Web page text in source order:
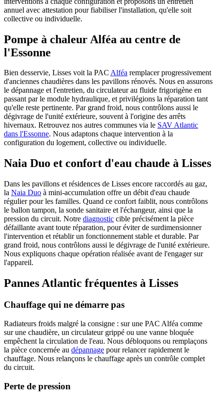
annuel avec attestation pour fiabiliser l'installation, qu'elle soit
collective ou individuelle.
Pompe à chaleur Alféa au centre de
l'Essonne
Bien desservie, Lisses voit la PAC Alféa remplacer progressivement
d'anciennes chaudières dans les pavillons rénovés. Nous en assurons
le dépannage et l'entretien, du circulateur au fluide frigorigène en
passant par le module hydraulique, et privilégions la réparation tant
qu'elle reste pertinente. Par grand froid, nous contrôlons aussi le
dégivrage de l'unité extérieure, souvent à l'origine des arrêts
hivernaux. Retrouvez nos autres communes via le SAV Atlantic
dans l'Essonne. Nous adaptons chaque intervention à la
configuration du logement, collective ou individuelle.
Naia Duo et confort d'eau chaude à Lisses
Dans les pavillons et résidences de Lisses encore raccordés au gaz,
la Naia Duo à mini-accumulation offre un débit d'eau chaude
régulier pour les familles. Quand ce confort faiblit, nous contrôlons
le ballon tampon, la sonde sanitaire et l'échangeur, ainsi que la
pression du circuit. Notre diagnostic cible précisément la pièce
défaillante avant toute réparation, pour éviter de surdimensionner
l'intervention et rétablir un fonctionnement stable et durable. Par
grand froid, nous contrôlons aussi le dégivrage de l'unité extérieure.
Nous expliquons chaque opération réalisée avant de l'engager sur
l'appareil.
Pannes Atlantic fréquentes à Lisses
Chauffage qui ne démarre pas
Radiateurs froids malgré la consigne : sur une PAC Alféa comme
sur une chaudière, un circulateur grippé ou une vanne bloquée
empêchent la circulation de l'eau. Nous débloquons ou remplaçons
la pièce concernée au dépannage pour relancer rapidement le
chauffage. Nous relançons le chauffage après un contrôle complet
du circuit.
Perte de pression